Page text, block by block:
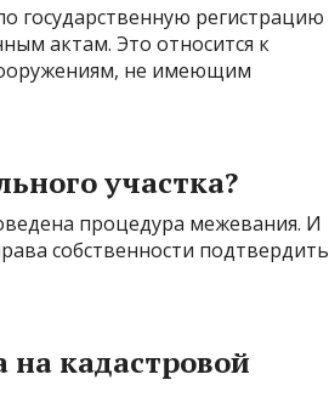
государственную регистрацию
актам. Это относится к
не имеющим
участка?
процедура межевания. И
собственности подтвердить
на кадастровой